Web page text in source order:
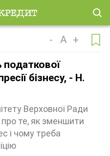
- A +
бізнесу, - Н.
Верховної Ради
те, як зменшити
і чому треба